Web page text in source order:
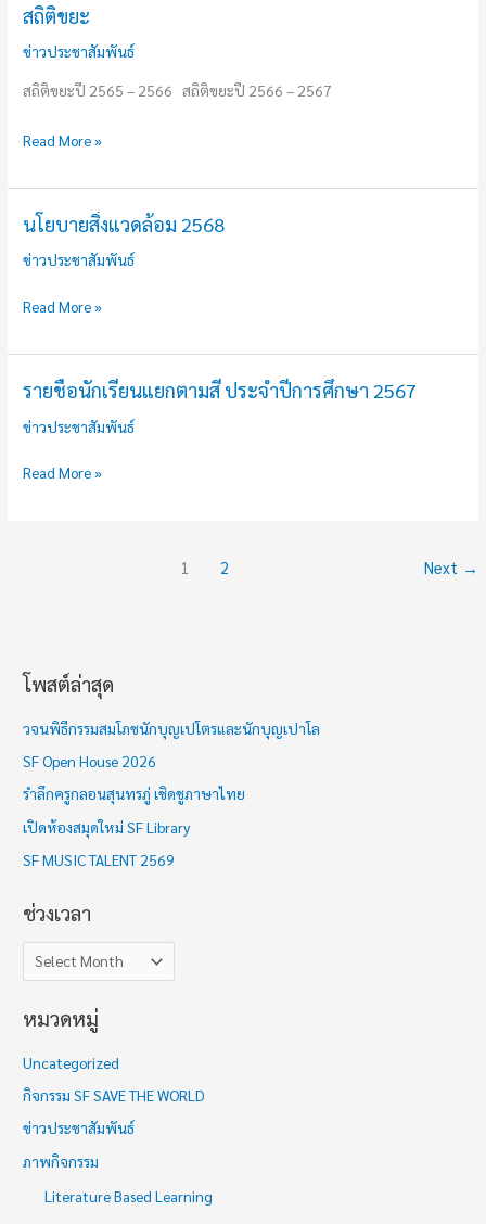
เทียบ
2566
สถิติขยะ
ข่าวประชาสัมพันธ์
สถิติขยะปี 2565 – 2566 สถิติขยะปี 2566 – 2567
สถิติ
ขยะ
Read More »
นโยบายสิ่งแวดล้อม 2568
ข่าวประชาสัมพันธ์
นโยบาย
สิ่ง
2568
Read More »
รายชื่อนักเรียนแยกตามสี ประจำปีการศึกษา 2567
ข่าวประชาสัมพันธ์
ราย
ชื่อ
แยก
Read More »
1 2 Next →
โพสต์ล่าสุด
วจนพิธีกรรมสมโภชนักบุญเปโตรและนักบุญเปาโล
SF Open House 2026
รำลึกครูกลอนสุนทรภู่ เชิดชูภาษาไทย
เปิดห้องสมุดใหม่ SF Library
SF MUSIC TALENT 2569
ช่วงเวลา
ช่
ง
เ
ว
ล
า
หมวดหมู่
Uncategorized
กิจกรรม SF SAVE THE WORLD
ข่าวประชาสัมพันธ์
ภาพกิจกรรม
Literature Based Learning